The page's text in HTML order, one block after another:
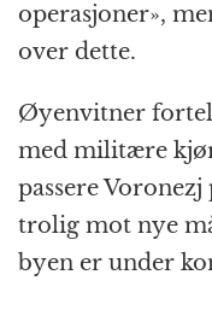
operasjoner»,
over dette.
Øyenvitner
med militære
passere
trolig mot nye
byen er under